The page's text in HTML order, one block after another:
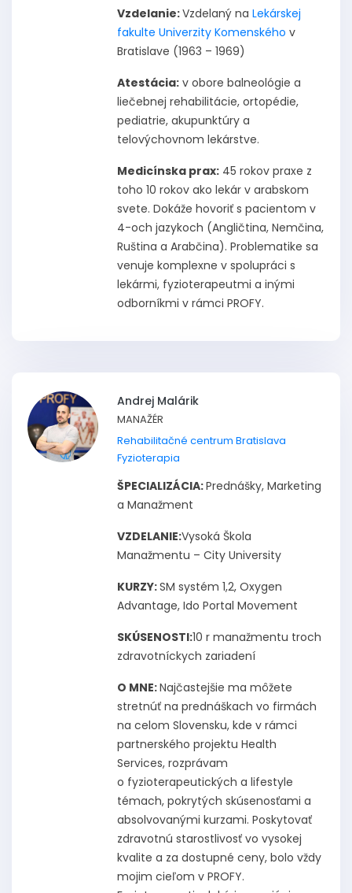
Vzdelanie:Vzdelaný na Lekárskej
fakulte Univerzity Komenského v
Bratislave (1963 – 1969)
Atestácia: v obore balneológie a
liečebnej rehabilitácie, ortopédie,
pediatrie, akupunktúry a
telovýchovnom lekárstve.
Medicínska prax: 45 rokov praxe z
toho 10 rokov ako lekár v arabskom
svete. Dokáže hovoriť s pacientom v
4-och jazykoch (Angličtina, Nemčina,
Ruština a Arabčina). Problematike sa
venuje komplexne v spolupráci s
lekármi, fyzioterapeutmi a inými
odborníkmi v rámci PROFY.
Andrej Malárik
MANAŽÉR
Rehabilitačné centrum Bratislava
Fyzioterapia
ŠPECIALIZÁCIA:Prednášky, Marketing
a Manažment
VZDELANIE:Vysoká Škola
Manažmentu – City University
KURZY:SM systém 1,2, Oxygen
Advantage, Ido Portal Movement
SKÚSENOSTI:10 r manažmentu troch
zdravotníckych zariadení
O MNE:Najčastejšie ma môžete
stretnúť na prednáškach vo firmách
na celom Slovensku, kde v rámci
partnerského projektu Health
Services, rozprávam
o fyzioterapeutických a lifestyle
témach, pokrytých skúsenosťami a
absolvovanými kurzami. Poskytovať
zdravotnú starostlivosť vo vysokej
kvalite a za dostupné ceny, bolo vždy
mojim cieľom v PROFY.